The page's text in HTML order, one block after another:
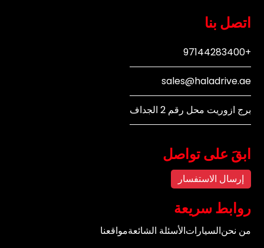
اتصل بنا
+97144283400
sales@haladrive.ae
برج ازوريت محل رقم 2 الجداف
ابقَ على تواصل
إرسال الاستفسار
روابط سريعة
من نحنالسياراتالأسئلة الشائعةمواقعنا